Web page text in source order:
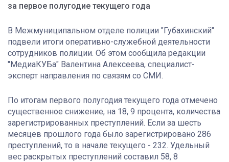
за первое полугодие текущего года
В Межмуниципальном отделе полиции "Губахинский"
подвели итоги оперативно-служебной деятельности
сотрудников полиции. Об этом сообщила редакции
"МедиаКУБа" Валентина Алексеева, специалист-
эксперт направления по связям со СМИ.
По итогам первого полугодия текущего года отмечено
существенное снижение, на 18, 9 процента, количества
зарегистрированных преступлений. Если за шесть
месяцев прошлого года было зарегистрировано 286
преступлений, то в начале текущего - 232. Удельный
вес раскрытых преступлений составил 58, 8